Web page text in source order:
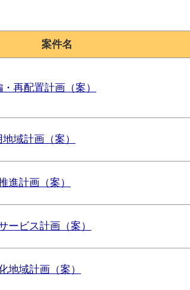
案件名
再配置計画（案）
域計画（案）
進計画（案）
ービス計画（案）
地域計画（案）